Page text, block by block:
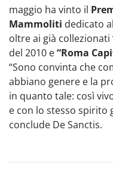
maggio ha vinto il
Mammoliti dedicato
oltre ai già collezionati
del 2010 e“Roma
“Sono convinta che
abbiano genere e la
in quanto tale: così
e con lo stesso spirito
conclude De Sanctis.